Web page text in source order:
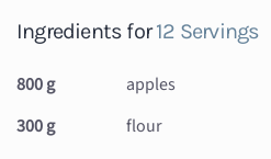
Ingredients for12 Servings
800 g
apples
300 g
flour